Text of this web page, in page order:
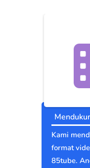
Kami
format
85tube.